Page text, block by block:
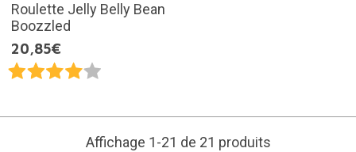
Roulette Jelly Belly Bean
Boozzled
20,85€
Affichage 1-21 de 21 produits